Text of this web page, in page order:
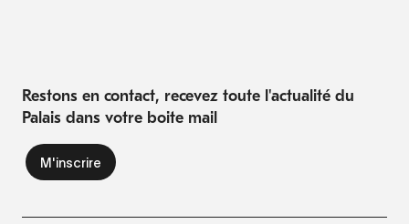
Restons en contact, recevez toute l'actualité du
Palais dans votre boite mail